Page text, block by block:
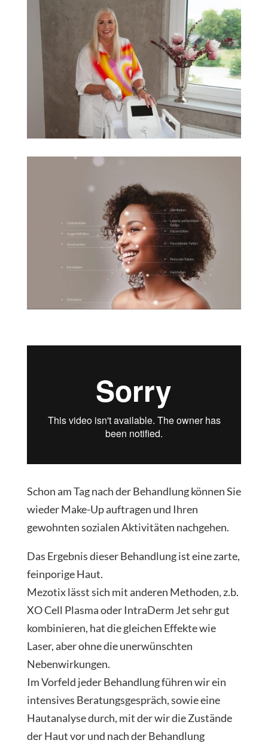
Schon am Tag nach der Behandlung können Sie
wieder Make-Up auftragen und Ihren
gewohnten sozialen Aktivitäten nachgehen.
Das Ergebnis dieser Behandlung ist eine zarte,
feinporige Haut.
Mezotix lässt sich mit anderen Methoden, z.b.
XO Cell Plasma oder IntraDerm Jet sehr gut
kombinieren, hat die gleichen Effekte wie
Laser, aber ohne die unerwünschten
Nebenwirkungen.
Im Vorfeld jeder Behandlung führen wir ein
intensives Beratungsgespräch, sowie eine
Hautanalyse durch, mit der wir die Zustände
der Haut vor und nach der Behandlung